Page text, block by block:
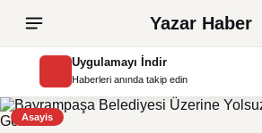
Yazar Haber
Uygulamayı İndir
Haberleri anında takip edin
Asayis